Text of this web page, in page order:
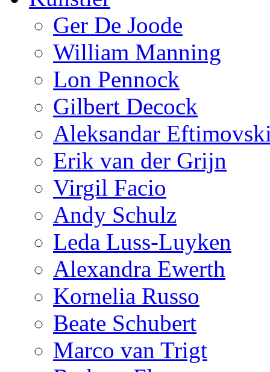
Ger De Joode
William Manning
Lon Pennock
Gilbert Decock
Aleksandar
Erik van der Grijn
Virgil Facio
Andy Schulz
Leda Luss-Luyken
Alexandra Ewerth
Kornelia Russo
Beate Schubert
Marco van Trigt